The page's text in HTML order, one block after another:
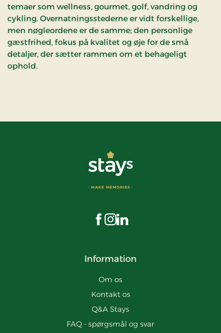
temaer som wellness, gourmet, golf, vandring og
cykling. Overnatningsstederne er vidt forskellige,
men nøgleordene er de samme; den personlige
gæstfrihed, fokus på kvalitet og øje for de små
detaljer, der sætter rammen om et behageligt
ophold.
Besøg os på Facebook
Besøg os på Instagram
Besøg os på LinkedIn
Information
Om os
Kontakt os
Q&A Stays
FAQ - spørgsmål og svar